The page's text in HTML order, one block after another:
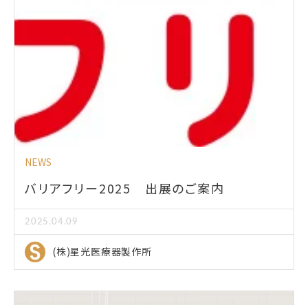
NEWS
バリアフリー2025 出展のご案内
2025.04.09
(株)星光医療器製作所